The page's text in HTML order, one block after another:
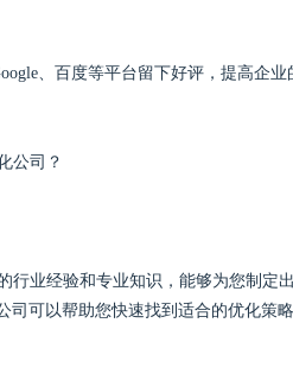
、百度等平台留下好评，提高企
公司？
行业经验和专业知识，能够为您制
司可以帮助您快速找到适合的优化策